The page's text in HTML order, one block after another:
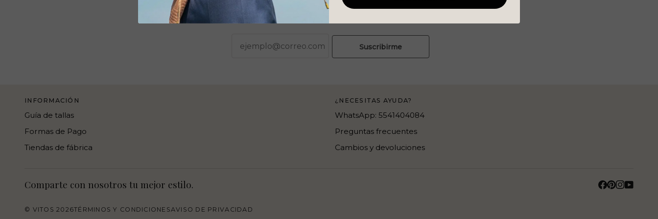
Suscribirme
INFORMACIÓN
Guía de tallas
Formas de Pago
Tiendas de fábrica
¿NECESITAS AYUDA?
WhatsApp: 5541404084
Preguntas frecuentes
Cambios y devoluciones
Comparte con nosotros tu mejor estilo.
© VITOS 2026TÉRMINOS Y CONDICIONESAVISO DE PRIVACIDAD